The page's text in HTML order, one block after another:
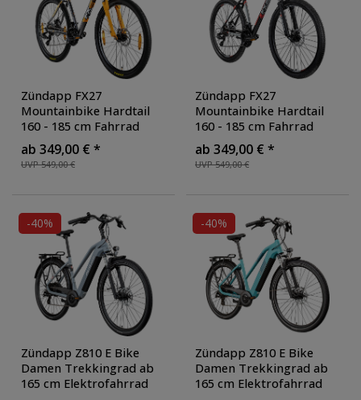
Zündapp FX27
Mountainbike Hardtail
160 - 185 cm Fahrrad
MTB 21 Gänge Mountain
Bike für Erwachsene und
Jugendliche
UVP 549,00 €
ab 349,00 € *
Zündapp FX27
Mountainbike Hardtail
160 - 185 cm Fahrrad
MTB 21 Gänge Mountain
Bike für Erwachsene und
Jugendliche
UVP 549,00 €
ab 349,00 € *
-40%
Zündapp Z810 E Bike
Damen Trekkingrad ab
165 cm Elektrofahrrad
-40%
Zündapp Z810 E Bike
Damen Trekkingrad ab
165 cm Elektrofahrrad